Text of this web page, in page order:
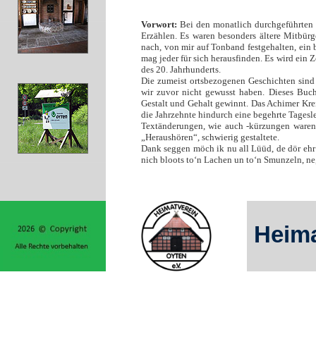
Vorwort: Bei den monatlich durchgeführten
Erzählen. Es waren besonders ältere
nach, von mir auf Tonband festgehalten,
mag jeder für sich herausfinden. Es wird ein
des 20. Jahrhunderts.
Die zumeist ortsbezogenen Geschichten
wir zuvor nicht gewusst haben. Dieses
Gestalt und Gehalt gewinnt. Das Achimer
die Jahrzehnte hindurch eine begehrte
Textänderungen, wie auch -kürzungen
„Heraushören“, schwierig gestaltete.
Dank seggen möch ik nu all Lüüd, de dör
nich bloots to‘n Lachen un to‘n Smunzeln,